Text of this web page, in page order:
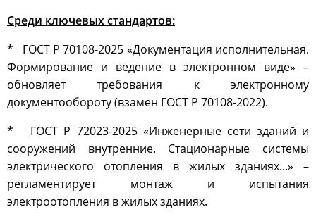
Среди ключевых стандартов:
* ГОСТ Р 70108-2025 «Документация исполнительная.
Формирование и ведение в электронном виде» –
обновляет требования к электронному
документообороту (взамен ГОСТ Р 70108-2022).
* ГОСТ Р 72023-2025 «Инженерные сети зданий и
сооружений внутренние. Стационарные системы
электрического отопления в жилых зданиях...» –
регламентирует монтаж и испытания
электроотопления в жилых зданиях.